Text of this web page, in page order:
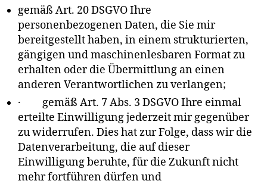
gemäß Art. 20 DSGVO Ihre
personenbezogenen Daten, die Sie mir
bereitgestellt haben, in einem strukturierten,
gängigen und maschinenlesbaren Format zu
erhalten oder die Übermittlung an einen
anderen Verantwortlichen zu verlangen;
· gemäß Art. 7 Abs. 3 DSGVO Ihre einmal
erteilte Einwilligung jederzeit mir gegenüber
zu widerrufen. Dies hat zur Folge, dass wir die
Datenverarbeitung, die auf dieser
Einwilligung beruhte, für die Zukunft nicht
mehr fortführen dürfen und